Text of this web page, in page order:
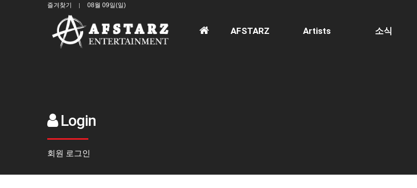
즐겨찾기 08월 09일(일)
홈
AFSTARZ Artists 소식
Login
회원 로그인